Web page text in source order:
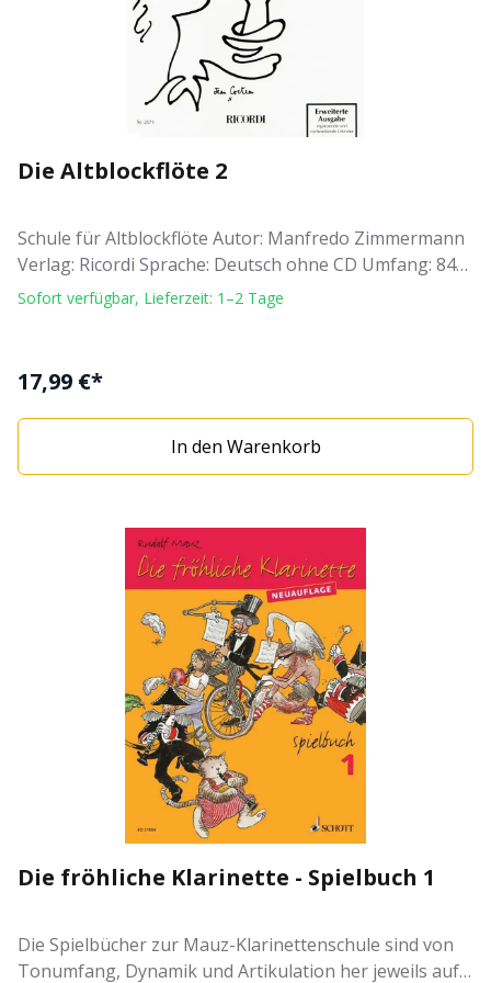
Die Altblockflöte 2
Schule für Altblockflöte Autor: Manfredo Zimmermann
Verlag: Ricordi Sprache: Deutsch ohne CD Umfang: 84
Seiten
Sofort verfügbar, Lieferzeit: 1–2 Tage
17,99 €*
In den Warenkorb
Die fröhliche Klarinette - Spielbuch 1
Die Spielbücher zur Mauz-Klarinettenschule sind von
Tonumfang, Dynamik und Artikulation her jeweils auf